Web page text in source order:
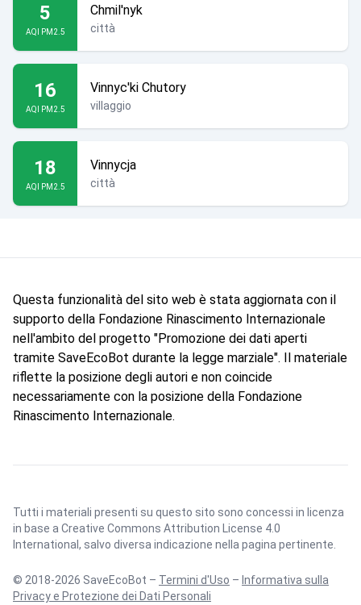
5
AQI PM2.5
Chmil'nyk
città
16
AQI PM2.5
Vinnyc'ki Chutory
villaggio
18
AQI PM2.5
Vinnycja
città
Questa funzionalità del sito web è stata aggiornata con il
supporto della Fondazione Rinascimento Internazionale
nell'ambito del progetto "Promozione dei dati aperti
tramite SaveEcoBot durante la legge marziale". Il materiale
riflette la posizione degli autori e non coincide
necessariamente con la posizione della Fondazione
Rinascimento Internazionale.
Tutti i materiali presenti su questo sito sono concessi in licenza
in base a Creative Commons Attribution License 4.0
International , salvo diversa indicazione nella pagina pertinente.
© 2018-2026 SaveEcoBot – Termini d'Uso – Informativa sulla
Privacy e Protezione dei Dati Personali